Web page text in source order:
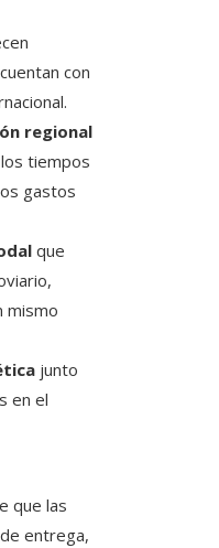
con
regional
tiempos
gastos
que
mismo
junto
en el
que las
entrega,